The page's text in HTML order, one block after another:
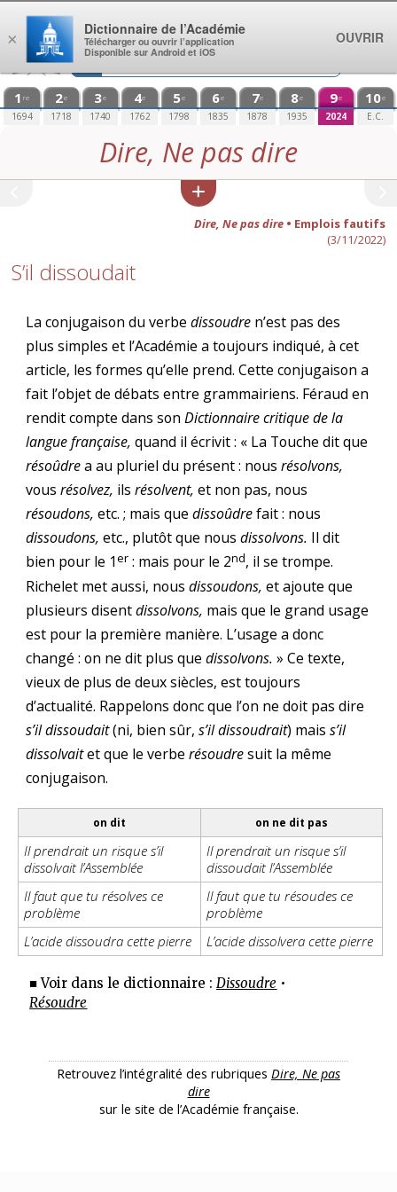
Aller au contenu
1 re
1694
2e
1718
3e
1740
4e
1762
5e
1798
6e
1835
7e
1878
8e
1935
9e
2024
10e
E.C.
Dire, Ne pas dire
Dire, Ne pas dire• Emplois fautifs
(3/11/2022)
S’il dissoudait
La conjugaison du verbedissoudre n’est pas des
plus simples et l’Académie a toujours indiqué, à cet
article, les formes qu’elle prend. Cette conjugaison a
fait l’objet de débats entre grammairiens. Féraud en
rendit compte dans sonDictionnaire critique de la
langue française, quand il écrivit : « La Touche dit que
résoûdrea au pluriel du présent : nousrésolvons,
vousrésolvez, ilsrésolvent, et non pas, nous
résoudons, etc. ; mais quedissoûdrefait : nous
dissoudons, etc., plutôt que nousdissolvons. Il dit
bien pour le 1er : mais pour le 2nd, il se trompe.
Richelet met aussi, nousdissoudons, et ajoute que
plusieurs disentdissolvons, mais que le grand usage
est pour la première manière. L’usage a donc
changé : on ne dit plus quedissolvons. » Ce texte,
vieux de plus de deux siècles, est toujours
d’actualité. Rappelons donc que l’on ne doit pas dire
s’il dissoudait(ni, bien sûr,s’il dissoudrait) maiss’il
dissolvaitet que le verberésoudresuit la même
conjugaison.
on dit on ne dit pas
Il prendrait un risque s’il
dissolvait l’Assemblée
Il prendrait un risque s’il
dissoudait l’Assemblée
Il faut que tu résolves ce
problème
Il faut que tu résoudes ce
problème
L’acide dissoudra cette pierre
L’acide dissolvera cette pierre
■ Voir dans le dictionnaire :Dissoudre •
Résoudre
Retrouvez l’intégralité des rubriques Dire, Ne pas
dire
sur le site de l’Académie française.
×
Dictionnaire de l’Académie
Télécharger ou ouvrir l’application
Disponible sur Android et iOS
OUVRIR